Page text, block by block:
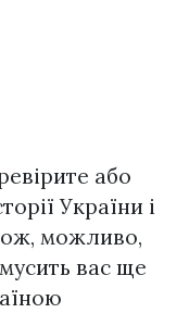
або
України і
можливо,
вас ще